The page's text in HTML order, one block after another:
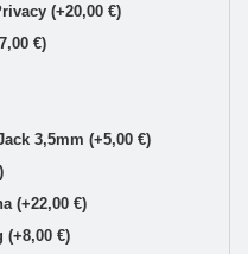
(+20,00 €)
€)
3,5mm (+5,00 €)
(+22,00 €)
(+8,00 €)